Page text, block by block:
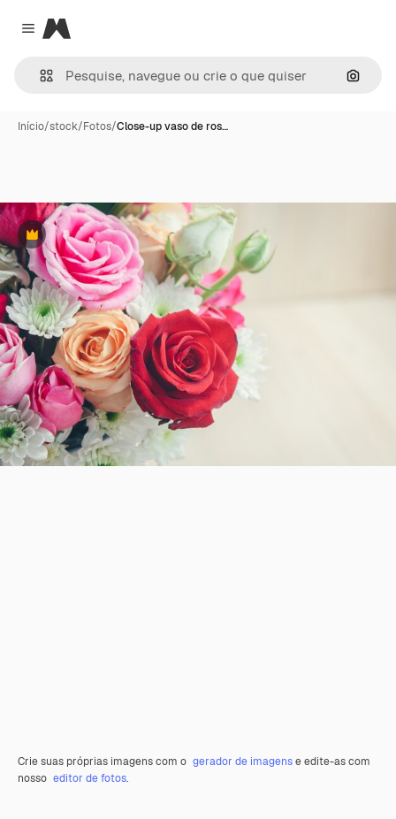
Close menu
Magnific
Início/stock/Fotos/Close-up vaso de ros…
Premium
Crie suas próprias imagens com o gerador de imagense edite-as com
nosso editor de fotos.